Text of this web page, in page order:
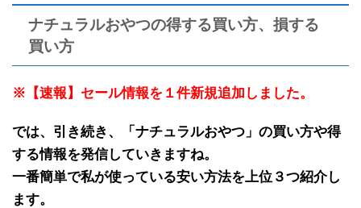
ナチュラルおやつの得する買い方、損する
買い方
※【速報】セール情報を１件新規追加しました。
では、引き続き、「 ナチュラルおやつ 」の買い方や得
する情報を発信していきますね。
一番簡単で私が使っている安い方法を上位３つ紹介し
ます。